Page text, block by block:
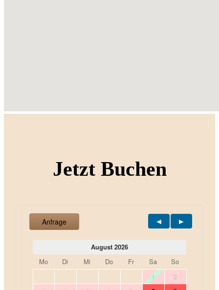
Jetzt Buchen